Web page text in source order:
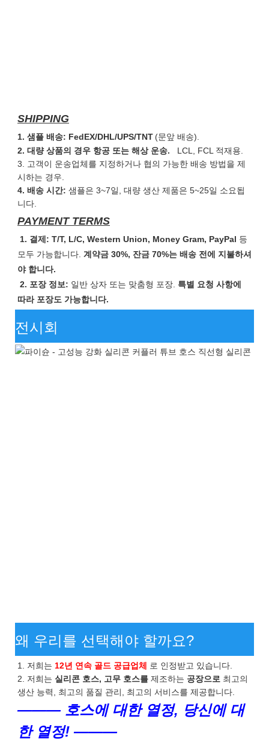
SHIPPING
1. 샘플 배송: FedEX/DHL/UPS/TNT (문앞 배송).
2. 대량 상품의 경우 항공 또는 해상 운송.
LCL, FCL 적재용.
3. 고객이 운송업체를 지정하거나 협의 가능한 배송 방법을 제
시하는 경우.
4. 배송 시간: 샘플은 3~7일, 대량 생산 제품은 5~25일 소요됩
니다.
PAYMENT TERMS
1. 결제: T/T, L/C, Western Union, Money Gram, PayPal 등
모두 가능합니다. 계약금 30%, 잔금 70%는 배송 전에 지불하셔
야 합니다.
2. 포장 정보: 일반 상자 또는 맞춤형 포장. 특별 요청 사항에
따라 포장도 가능합니다.
전시회
왜 우리를 선택해야 할까요?
1. 저희는 12년 연속 골드 공급업체
로 인정받고 있습니다.
2. 저희는 실리콘 호스, 고무 호스를 제조하는 공장으로 최고의
생산 능력, 최고의 품질 관리, 최고의 서비스를 제공합니다.
——— 호스에 대한 열정, 당신에 대
한 열정! ———